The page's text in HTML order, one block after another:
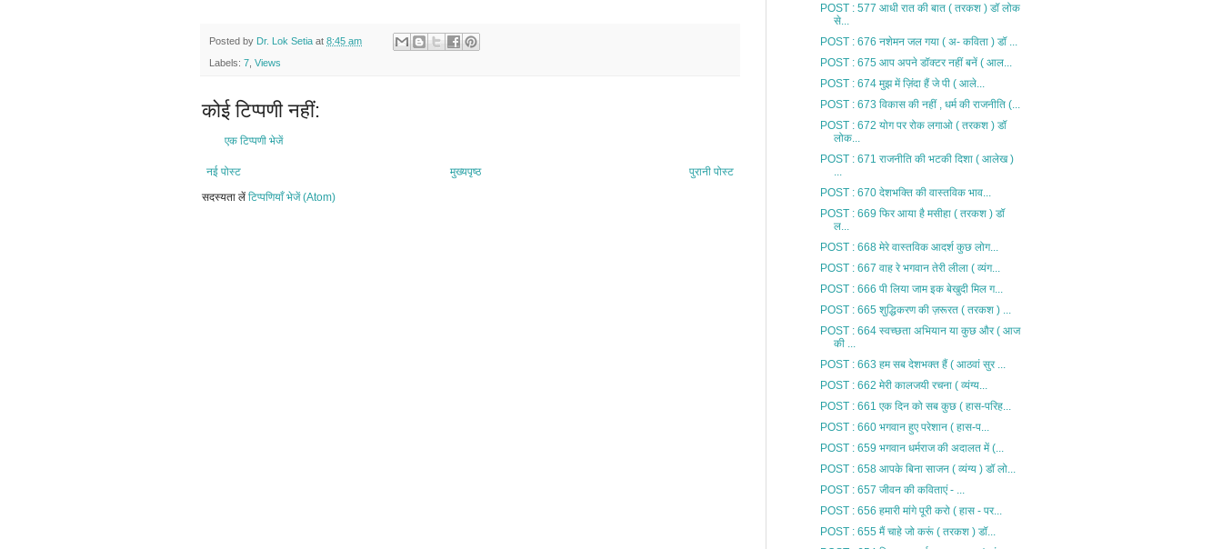
Posted by Dr. Lok Setia at 8:45 am
Labels: 7 Views
कोई टिप्पणी नहीं:
एक टिप्पणी भेजें
नई पोस्ट पुरानी पोस्ट
मुख्यपृष्ठ
सदस्यता लें टिप्पणियाँ भेजें (Atom)
POST : 577 आधी रात की बात ( तरकश ) डॉ लोक
से...
POST : 676 नशेमन जल गया ( अ- कविता ) डॉ ...
POST : 675 आप अपने डॉक्टर नहीं बनें ( आल...
POST : 674 मुझ में ज़िंदा हैं जे पी ( आले...
POST : 673 विकास की नहीं , धर्म की राजनीति (...
POST : 672 योग पर रोक लगाओ ( तरकश ) डॉ
लोक...
POST : 671 राजनीति की भटकी दिशा ( आलेख )
POST : 670 देशभक्ति की वास्तविक भाव...
POST : 669 फिर आया है मसीहा ( तरकश ) डॉ
ल...
POST : 668 मेरे वास्तविक आदर्श कुछ लोग...
POST : 667 वाह रे भगवान तेरी लीला ( व्यंग...
POST : 666 पी लिया जाम इक बेखुदी मिल ग...
POST : 665 शुद्धिकरण की ज़रूरत ( तरकश ) ...
POST : 664 स्वच्छता अभियान या कुछ और ( आज
की ...
POST : 663 हम सब देशभक्त हैं ( आठवां सुर ...
POST : 662 मेरी कालजयी रचना ( व्यंग्य...
POST : 661 एक दिन को सब कुछ ( हास-परिह...
POST : 660 भगवान हुए परेशान ( हास-प...
POST : 659 भगवान धर्मराज की अदालत में (...
POST : 658 आपके बिना साजन ( व्यंग्य ) डॉ लो...
POST : 657 जीवन की कविताएं - ...
POST : 656 हमारी मांगे पूरी करो ( हास - पर...
POST : 655 मैं चाहे जो करूं ( तरकश ) डॉ...